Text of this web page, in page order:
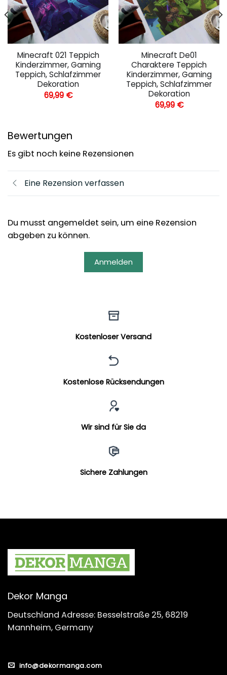
Minecraft 021 Teppich
Kinderzimmer, Gaming
Teppich, Schlafzimmer
Dekoration
69,99 €
Minecraft De01
Charaktere Teppich
Kinderzimmer, Gaming
Teppich, Schlafzimmer
Dekoration
69,99 €
Bewertungen
Es gibt noch keine Rezensionen
Eine Rezension verfassen
Du musst angemeldet sein, um eine Rezension
abgeben zu können.
Anmelden
Kostenloser Versand
Kostenlose Rücksendungen
Wir sind für Sie da
Sichere Zahlungen
Dekor Manga
Deutschland Adresse: Besselstraße 25, 68219
Mannheim, Germany
info@dekormanga.com